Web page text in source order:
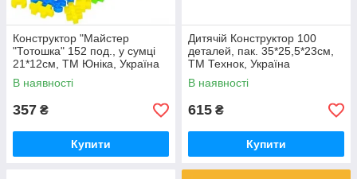
Конструктор "Майстер
"Тотошка" 152 под., у сумці
21*12см, ТМ Юніка, Україна
В наявності
357 ₴
Купити
Дитячій Конструктор 100
деталей, пак. 35*25,5*23см,
ТМ Технок, Україна
В наявності
615 ₴
Купити